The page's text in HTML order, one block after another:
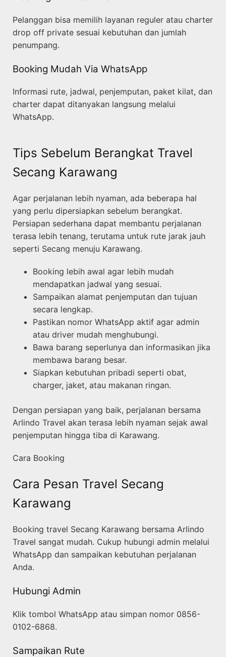
Pelanggan bisa memilih layanan reguler atau charter
drop off private sesuai kebutuhan dan jumlah
penumpang.
Booking Mudah Via WhatsApp
Informasi rute, jadwal, penjemputan, paket kilat, dan
charter dapat ditanyakan langsung melalui
WhatsApp.
Tips Sebelum Berangkat Travel
Secang Karawang
Agar perjalanan lebih nyaman, ada beberapa hal
yang perlu dipersiapkan sebelum berangkat.
Persiapan sederhana dapat membantu perjalanan
terasa lebih tenang, terutama untuk rute jarak jauh
seperti Secang menuju Karawang.
Booking lebih awal agar lebih mudah
mendapatkan jadwal yang sesuai.
Sampaikan alamat penjemputan dan tujuan
secara lengkap.
Pastikan nomor WhatsApp aktif agar admin
atau driver mudah menghubungi.
Bawa barang seperlunya dan informasikan jika
membawa barang besar.
Siapkan kebutuhan pribadi seperti obat,
charger, jaket, atau makanan ringan.
Dengan persiapan yang baik, perjalanan bersama
Arlindo Travel akan terasa lebih nyaman sejak awal
penjemputan hingga tiba di Karawang.
Cara Booking
Cara Pesan Travel Secang
Karawang
Booking travel Secang Karawang bersama Arlindo
Travel sangat mudah. Cukup hubungi admin melalui
WhatsApp dan sampaikan kebutuhan perjalanan
Anda.
Hubungi Admin
Klik tombol WhatsApp atau simpan nomor 0856-
0102-6868.
Sampaikan Rute